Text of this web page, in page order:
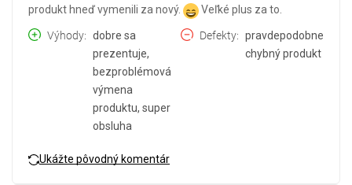
produkt hneď vymenili za nový.
Veľké plus za to.
Výhody
dobre sa
prezentuje,
bezproblémová
výmena
produktu, super
obsluha
Defekty
pravdepodobne
chybný produkt
Ukážte pôvodný komentár